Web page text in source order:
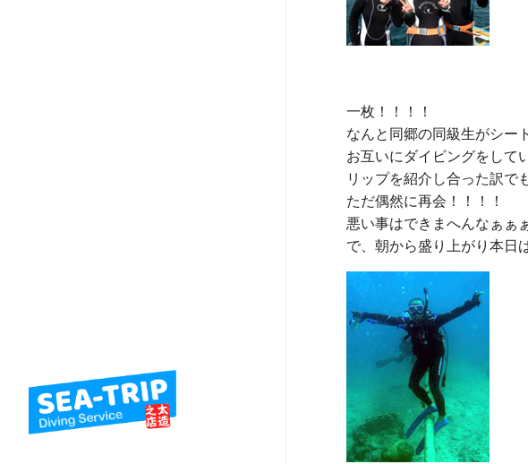
一枚！！！！
なんと同郷の同級生がシー
お互いにダイビングをして
リップを紹介し合った訳で
ただ偶然に再会！！！！
悪い事はできまへんなぁぁ